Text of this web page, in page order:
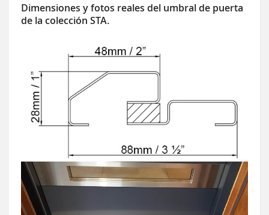
Dimensiones y fotos reales del umbral de puerta
de la colección STA.